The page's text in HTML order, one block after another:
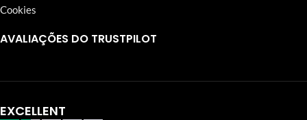
Cookies
AVALIAÇÕES DO TRUSTPILOT
EXCELLENT